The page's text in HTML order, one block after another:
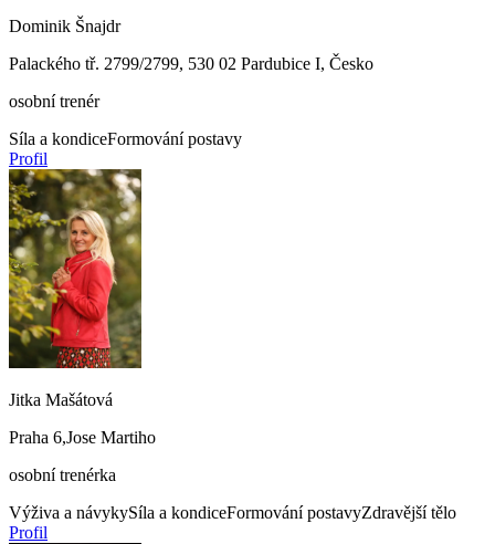
Dominik Šnajdr
Palackého tř. 2799/2799, 530 02 Pardubice I, Česko
osobní trenér
Síla a kondiceFormování postavy
Profil
Jitka Mašátová
Praha 6,Jose Martiho
osobní trenérka
Výživa a návykySíla a kondiceFormování postavyZdravější tělo
Profil